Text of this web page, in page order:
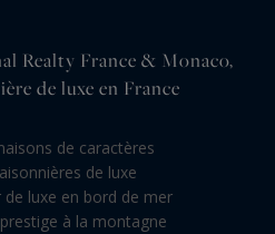
Realty France & Monaco,
de luxe en France
de caractères
de luxe
luxe en bord de mer
à la montagne